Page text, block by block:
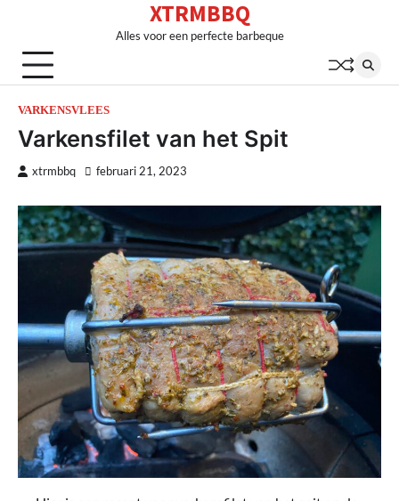
content
XTRMBBQ
Alles voor een perfecte barbeque
VARKENSVLEES
Varkensfilet van het Spit
xtrmbbq februari 21, 2023